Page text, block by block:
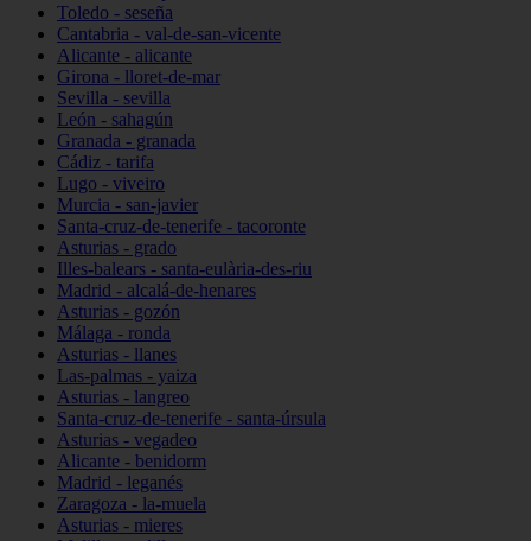
Toledo - seseña
Cantabria - val-de-san-vicente
Alicante - alicante
Girona - lloret-de-mar
Sevilla - sevilla
León - sahagún
Granada - granada
Cádiz - tarifa
Lugo - viveiro
Murcia - san-javier
Santa-cruz-de-tenerife - tacoronte
Asturias - grado
Illes-balears - santa-eulària-des-riu
Madrid - alcalá-de-henares
Asturias - gozón
Málaga - ronda
Asturias - llanes
Las-palmas - yaiza
Asturias - langreo
Santa-cruz-de-tenerife - santa-úrsula
Asturias - vegadeo
Alicante - benidorm
Madrid - leganés
Zaragoza - la-muela
Asturias - mieres